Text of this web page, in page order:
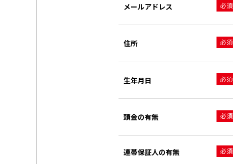
メールアドレス 必須
住所 必須
生年月日 必須
頭金の有無 必須
連帯保証人の有無 必須